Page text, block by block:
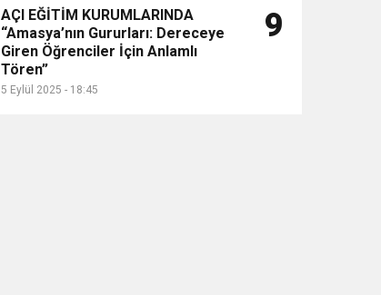
AÇI EĞİTİM KURUMLARINDA
“Amasya’nın Gururları: Dereceye
Giren Öğrenciler İçin Anlamlı
Tören”
5 Eylül 2025 - 18:45
9